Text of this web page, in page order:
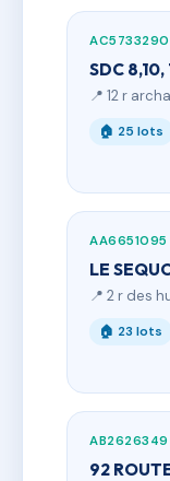
AC5733290
SDC
📍 12 r
🏠 25 lots
AA6651095
LE
📍 2 r des
🏠 23 lots
AB2626349
92